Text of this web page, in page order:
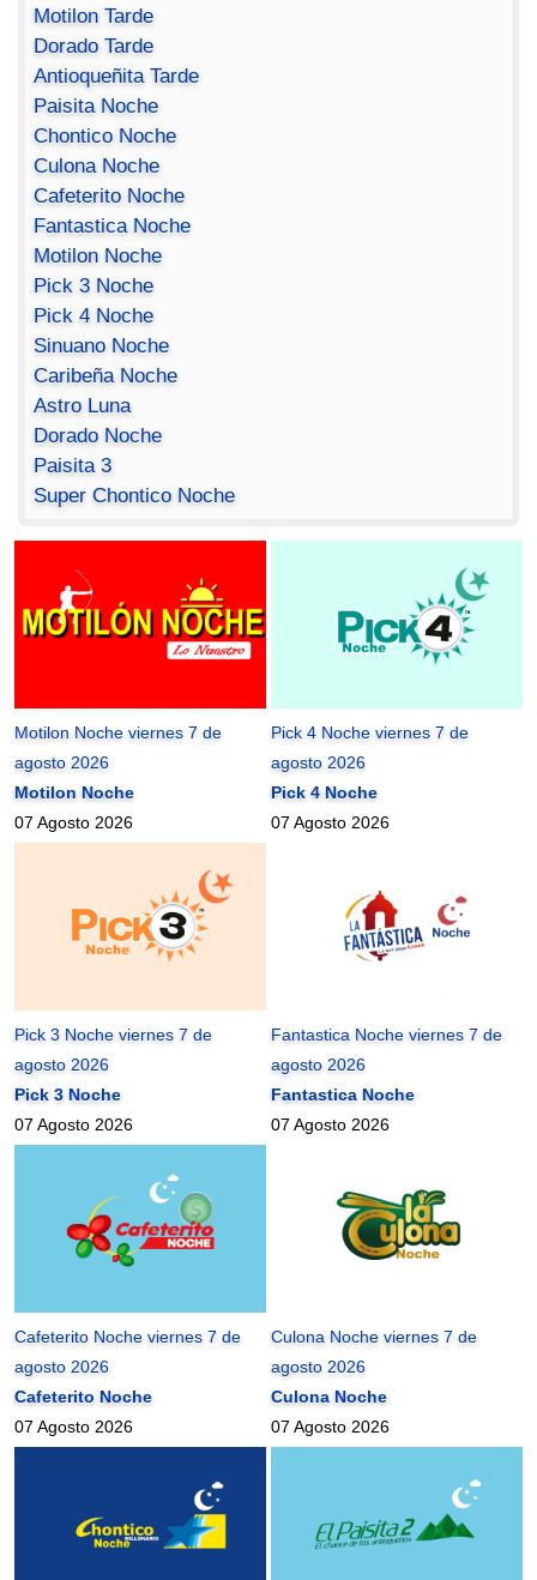
Motilon Tarde
Dorado Tarde
Antioqueñita Tarde
Paisita Noche
Chontico Noche
Culona Noche
Cafeterito Noche
Fantastica Noche
Motilon Noche
Pick 3 Noche
Pick 4 Noche
Sinuano Noche
Caribeña Noche
Astro Luna
Dorado Noche
Paisita 3
Super Chontico Noche
Motilon Noche viernes 7 de
agosto 2026
Motilon Noche
07 Agosto 2026
Pick 4 Noche viernes 7 de
agosto 2026
Pick 4 Noche
07 Agosto 2026
Pick 3 Noche viernes 7 de
agosto 2026
Pick 3 Noche
07 Agosto 2026
Fantastica Noche viernes 7 de
agosto 2026
Fantastica Noche
07 Agosto 2026
Cafeterito Noche viernes 7 de
agosto 2026
Cafeterito Noche
07 Agosto 2026
Culona Noche viernes 7 de
agosto 2026
Culona Noche
07 Agosto 2026